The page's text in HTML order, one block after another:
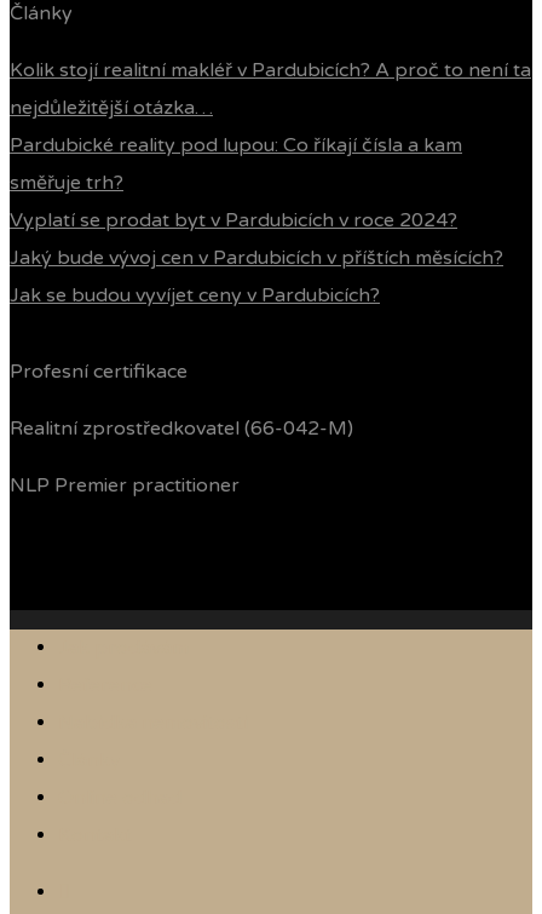
Články
Kolik stojí realitní makléř v Pardubicích? A proč to není ta
nejdůležitější otázka…
Pardubické reality pod lupou: Co říkají čísla a kam
směřuje trh?
Vyplatí se prodat byt v Pardubicích v roce 2024?
Jaký bude vývoj cen v Pardubicích v příštích měsících?
Jak se budou vyvíjet ceny v Pardubicích?
Profesní certifikace
Realitní zprostředkovatel (66-042-M)
NLP Premier practitioner